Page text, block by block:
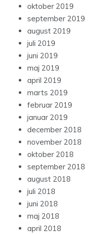
oktober 2019
september 2019
august 2019
juli 2019
juni 2019
maj 2019
april 2019
marts 2019
februar 2019
januar 2019
december 2018
november 2018
oktober 2018
september 2018
august 2018
juli 2018
juni 2018
maj 2018
april 2018